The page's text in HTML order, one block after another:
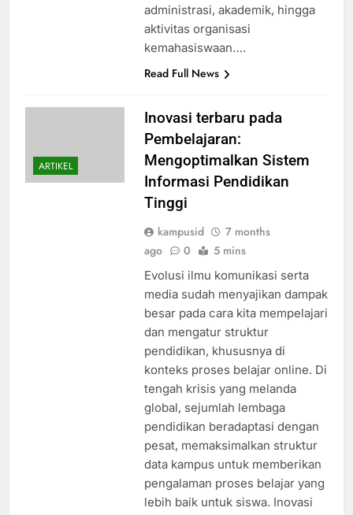
administrasi, akademik, hingga
aktivitas organisasi
kemahasiswaan….
Read Full News
ARTIKEL
Inovasi terbaru pada
Pembelajaran:
Mengoptimalkan Sistem
Informasi Pendidikan
Tinggi
kampusid
7 months
ago
0 5 mins
Evolusi ilmu komunikasi serta
media sudah menyajikan dampak
besar pada cara kita mempelajari
dan mengatur struktur
pendidikan, khususnya di
konteks proses belajar online. Di
tengah krisis yang melanda
global, sejumlah lembaga
pendidikan beradaptasi dengan
pesat, memaksimalkan struktur
data kampus untuk memberikan
pengalaman proses belajar yang
lebih baik untuk siswa. Inovasi